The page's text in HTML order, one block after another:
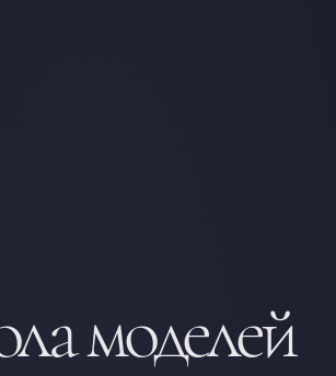
моделей